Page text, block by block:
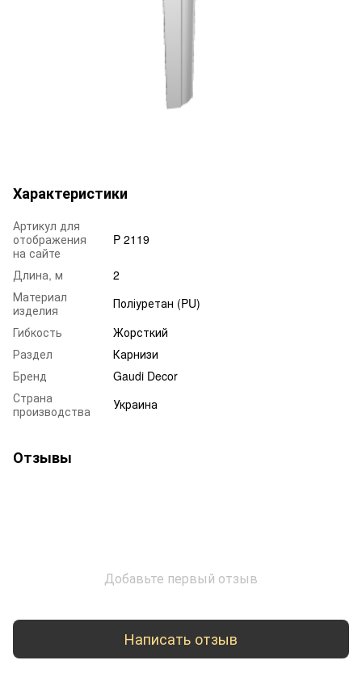
Характеристики
Артикул для
отображения
на сайте
P 2119
Длина, м
2
Материал
изделия
Поліуретан (PU)
Гибкость
Жорсткий
Раздел
Карнизи
Бренд
Gaudi Decor
Страна
производства
Украина
Отзывы
Добавьте первый отзыв
Написать отзыв